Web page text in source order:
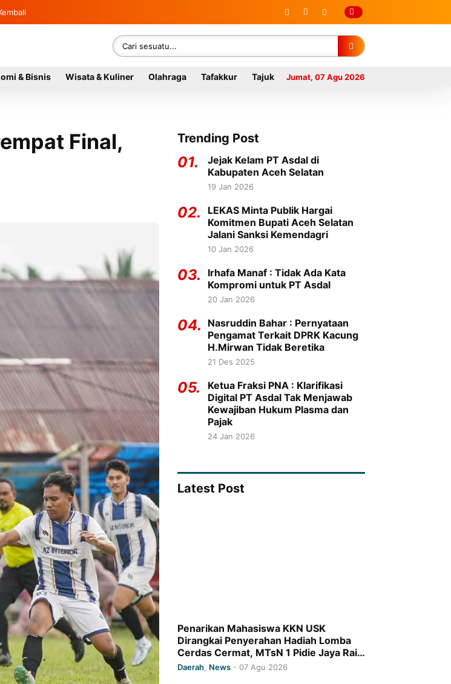
Kembali
dan Literasi 2026
& Bisnis Wisata & Kuliner Olahraga Tafakkur Tajuk Jumat, 07 Agu 2026
Final,
Trending Post
01.
Jejak Kelam PT Asdal di
Kabupaten Aceh Selatan
19 Jan 2026
02.
LEKAS Minta Publik Hargai
Komitmen Bupati Aceh Selatan
Jalani Sanksi Kemendagri
10 Jan 2026
03.
Irhafa Manaf : Tidak Ada Kata
Kompromi untuk PT Asdal
20 Jan 2026
04.
Nasruddin Bahar : Pernyataan
Pengamat Terkait DPRK Kacung
H.Mirwan Tidak Beretika
21 Des 2025
05.
Ketua Fraksi PNA : Klarifikasi
Digital PT Asdal Tak Menjawab
Kewajiban Hukum Plasma dan
Pajak
24 Jan 2026
Latest Post
Penarikan Mahasiswa KKN USK
Dirangkai Penyerahan Hadiah Lomba
Cerdas Cermat, MTsN 1 Pidie Jaya Raih
Juara I
Daerah News - 07 Agu 2026